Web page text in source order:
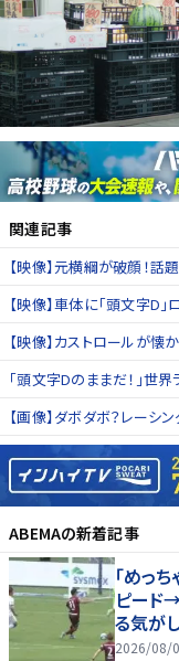
関連記事
【映像】元横綱が破顔！話
【映像】車体に「頭文字D
【映像】カストロールが懐
「頭文字Dのままだ！」世
【画像】ダボダボ？レーシ
ABEMAの新着記事
「めっ
ピード
る気が
セーブ
2026/08/